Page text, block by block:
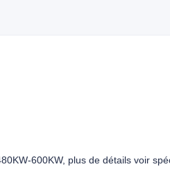
600KW, plus de détails voir